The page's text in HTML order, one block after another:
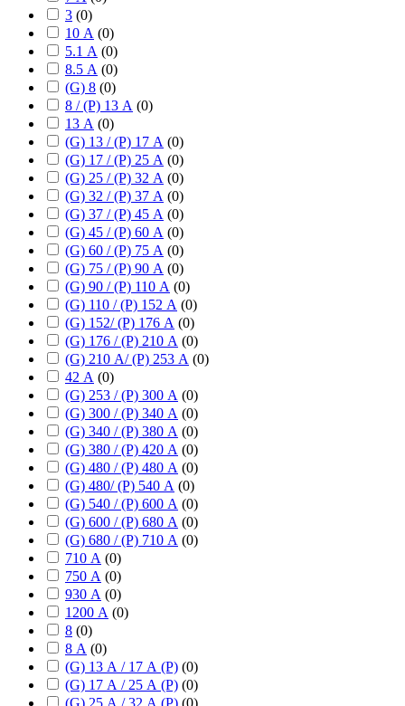
3 (0)
10 А (0)
5.1 А (0)
8.5 А (0)
(G) 8 (0)
8 / (P) 13 А (0)
13 А (0)
(G) 13 / (P) 17 А (0)
(G) 17 / (P) 25 А (0)
(G) 25 / (P) 32 А (0)
(G) 32 / (P) 37 А (0)
(G) 37 / (P) 45 А (0)
(G) 45 / (P) 60 А (0)
(G) 60 / (P) 75 А (0)
(G) 75 / (P) 90 А (0)
(G) 90 / (P) 110 А (0)
(G) 110 / (P) 152 А (0)
(G) 152/ (P) 176 А (0)
(G) 176 / (P) 210 А (0)
(G) 210 А/ (P) 253 А (0)
42 А (0)
(G) 253 / (P) 300 А (0)
(G) 300 / (P) 340 А (0)
(G) 340 / (P) 380 А (0)
(G) 380 / (P) 420 А (0)
(G) 480 / (P) 480 А (0)
(G) 480/ (P) 540 А (0)
(G) 540 / (P) 600 А (0)
(G) 600 / (P) 680 А (0)
(G) 680 / (P) 710 А (0)
710 А (0)
750 А (0)
930 А (0)
1200 А (0)
8 (0)
8 А (0)
(G) 13 А / 17 А (P) (0)
(G) 17 А / 25 А (P) (0)
(G) 25 А / 32 А (P) (0)